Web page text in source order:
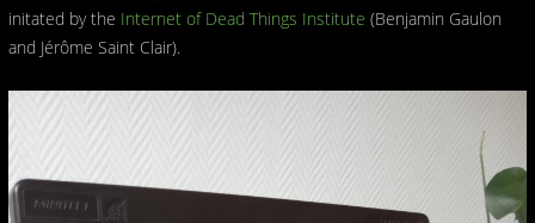
initated by the Internet of Dead Things Institute (Benjamin Gaulon
and Jérôme Saint Clair).